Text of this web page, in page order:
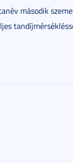
második